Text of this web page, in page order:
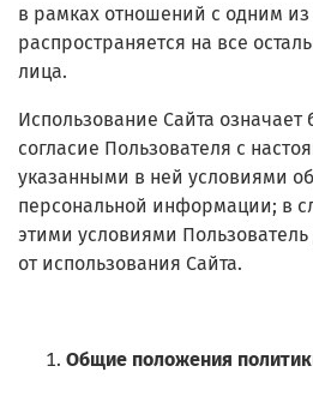
в рамках отношений с одним
распространяется на все
лица.
Использование Сайта означает
согласие Пользователя с
указанными в ней условиями
персональной информации; в
этими условиями
от использования Сайта.
Общие положения